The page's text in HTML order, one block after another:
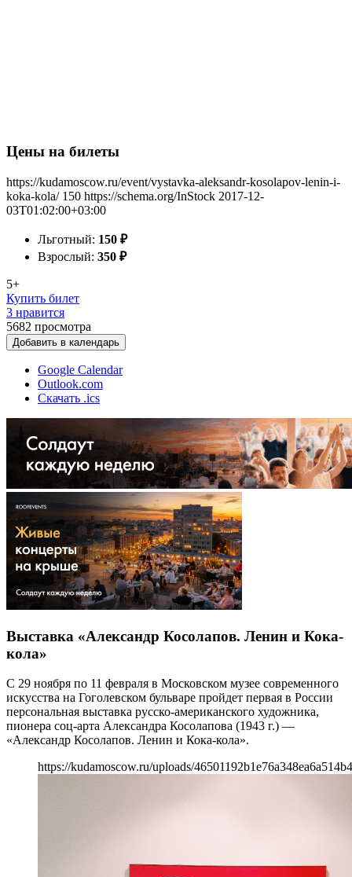
Цены на билеты
https://kudamoscow.ru/event/vystavka-aleksandr-kosolapov-lenin-i-
koka-kola/ 150 https://schema.org/InStock 2017-12-
03T01:02:00+03:00
Льготный: 150 ₽
Взрослый: 350 ₽
5+
Купить билет
3 нравится
5682 просмотра
Добавить в календарь
Google Calendar
Outlook.com
Скачать .ics
Выставка «Александр Косолапов. Ленин и Кока-
кола»
С 29 ноября по 11 февраля в Московском музее современного
искусства на Гоголевском бульваре пройдет первая в России
персональная выставка русско-американского художника,
пионера соц-арта Александра Косолапова (1943 г.) —
«Александр Косолапов. Ленин и Кока-кола».
https://kudamoscow.ru/uploads/